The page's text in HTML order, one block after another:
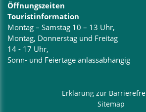
Öffnungszeiten
Touristinformation
Montag – Samstag 10 – 13 Uhr,
Montag, Donnerstag und Freitag
14 - 17 Uhr,
Sonn- und Feiertage anlassabhängig
Erklärung zur
Sitemap